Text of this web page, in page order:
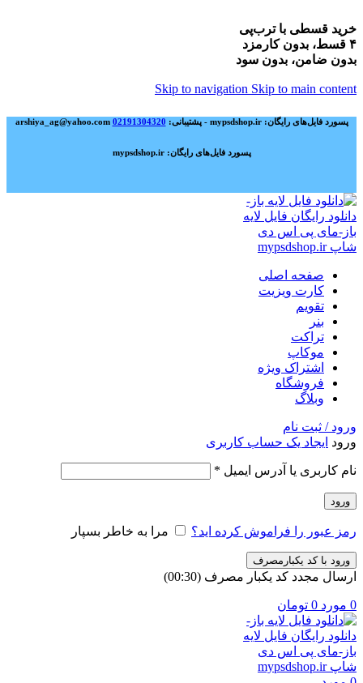
خرید قسطی با ترب‌پی
۴ قسط، بدون کارمزد
بدون ضامن، بدون سود
Skip to navigation Skip to main content
پسورد فایل‌های رایگان: mypsdshop.ir - پشتیبانی: arshiya_ag@yahoo.com 02191304320
پسورد فایل‌های رایگان: mypsdshop.ir
صفحه اصلی
کارت ویزیت
تقویم
بنر
تراکت
موکاپ
اشتراک ویژه
فروشگاه
وبلاگ
ورود / ثبت نام
ورود ایجاد یک حساب کاربری
نام کاربری یا آدرس ایمیل *
ورود
رمز عبور را فراموش کرده اید؟ مرا به خاطر بسپار
ورود با کد یکبارمصرف
ارسال مجدد کد یکبار مصرف (00:
30
)
0 مورد 0 تومان